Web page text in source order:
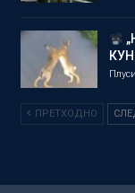
ПРЕТХОДНО